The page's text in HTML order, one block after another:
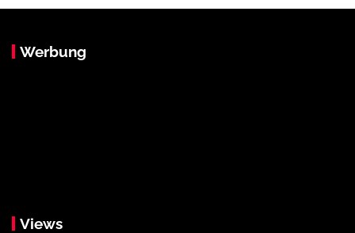
Werbung
Views